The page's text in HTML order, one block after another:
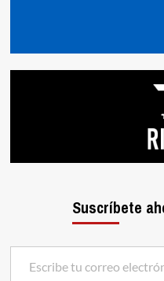
Suscríbete
Escribe tu correo electrónico…